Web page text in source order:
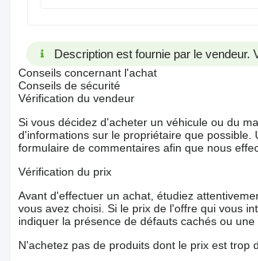
Description est fournie par le vendeur.
Conseils concernant l'achat
Conseils de sécurité
Vérification du vendeur
Si vous décidez d'acheter un véhicule ou du
d'informations sur le propriétaire que
formulaire de commentaires afin que nous
Vérification du prix
Avant d'effectuer un achat, étudiez
vous avez choisi. Si le prix de l'offre qui vous
indiquer la présence de défauts cachés ou une
N'achetez pas de produits dont le prix est trop